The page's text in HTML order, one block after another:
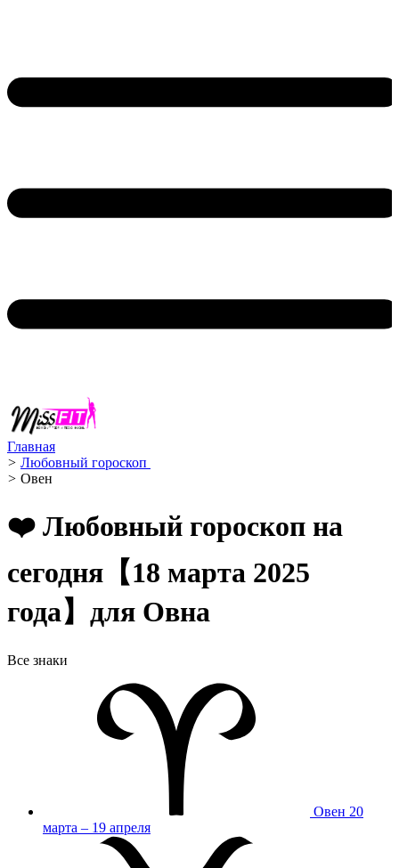
Главная
> Любовный гороскоп ️
> Овен ️
❤️ Любовный гороскоп на
сегодня【18 марта 2025
года】для Овна
Все знаки
Овен 20
марта – 19 апреля